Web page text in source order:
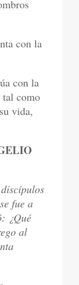
con la
con la
tal como
vida,
fue a
¿Qué
al